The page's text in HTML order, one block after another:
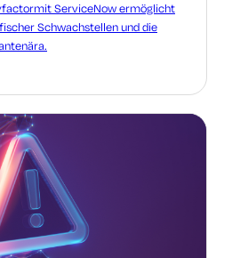
ServiceNow ermöglicht
Schwachstellen und die